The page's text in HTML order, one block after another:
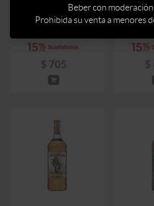
RON BACARDI CARTA
ORO 700 ML
$ 705
AÑEJO
$
Beber con
Prohibida su venta a menores